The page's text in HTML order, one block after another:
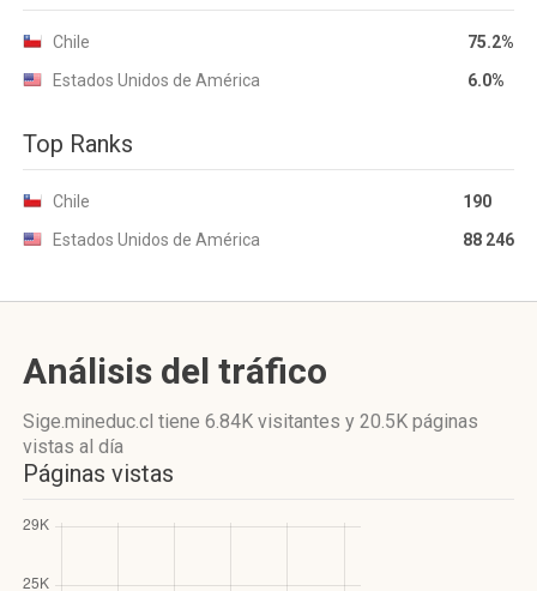
Chile
75.2%
Estados Unidos de América
6.0%
Top Ranks
Chile
190
Estados Unidos de América
88 246
Análisis del tráfico
Sige.mineduc.cl tiene 6.84K visitantes y 20.5K páginas
vistas al día
Páginas vistas